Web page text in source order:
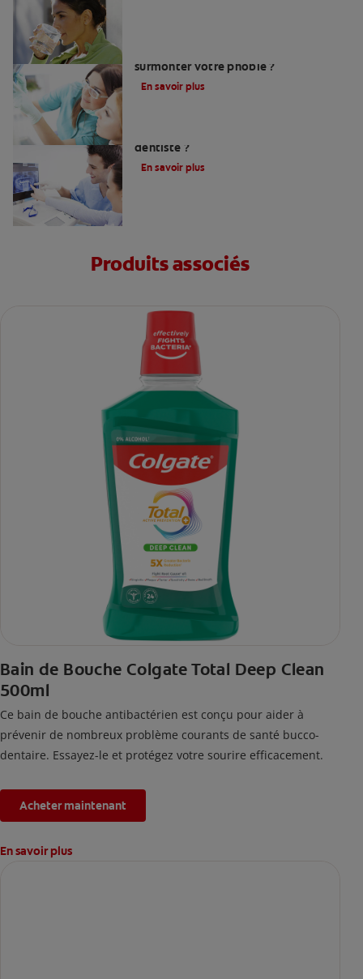
surmonter votre phobie ?
En savoir plus
dentiste ?
En savoir plus
Produits associés
Bain de Bouche Colgate Total Deep Clean
500ml
Ce bain de bouche antibactérien est conçu pour aider à
prévenir de nombreux problème courants de santé bucco-
dentaire. Essayez-le et protégez votre sourire efficacement.
Acheter maintenant
En savoir plus